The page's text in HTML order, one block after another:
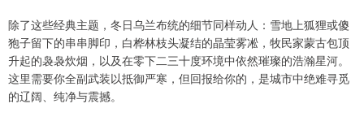
除了这些经典主题，冬日乌兰布统的细节同样动人：雪地上狐狸或傻
狍子留下的串串脚印，白桦林枝头凝结的晶莹雾凇，牧民家蒙古包顶
升起的袅袅炊烟，以及在零下二三十度环境中依然璀璨的浩瀚星河。
这里需要你全副武装以抵御严寒，但回报给你的，是城市中绝难寻觅
的辽阔、纯净与震撼。